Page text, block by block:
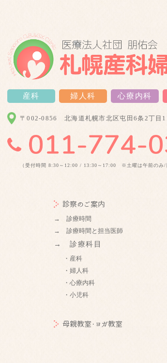
産科 婦人科 心療内科
〒002-0856 北海道札幌市北区屯田6条2丁目
（受付時間 8:30～12:00 / 13:30～17:00 ※土曜は午前のみ/
診察のご案内
→ 診療時間
→ 診療時間と担当医師
→ 診療科目
・産科
・婦人科
・心療内科
・小児科
母親教室・ヨガ教室